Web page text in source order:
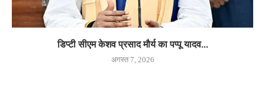
डिप्टी सीएम केशव प्रसाद मौर्य का पप्पू यादव...
अगस्त 7, 2026